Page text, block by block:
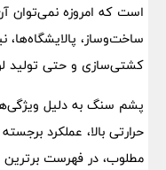
است که امروزه
ساخت‌وساز، پالایشگاه‌ها،
کشتی‌سازی و حتی تولید
پشم سنگ به دلیل
حرارتی بالا، عملکرد
مطلوب، در فهرست